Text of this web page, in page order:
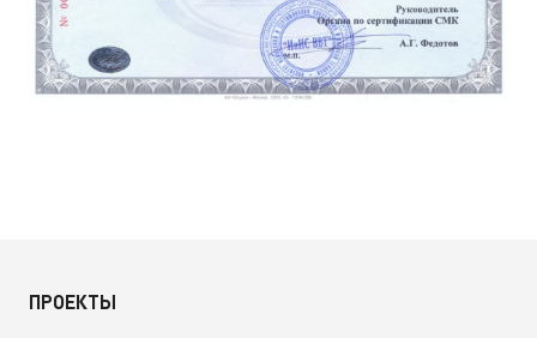
ПРОЕКТЫ